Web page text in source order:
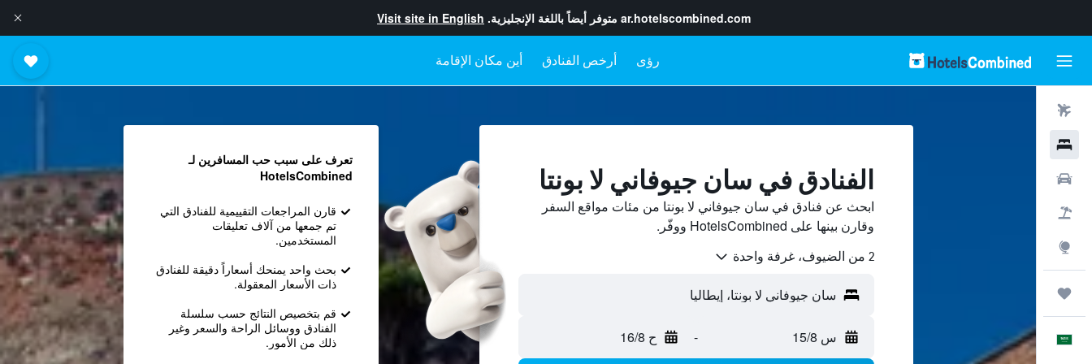
ar.hotelscombined.com متوفر أيضاً باللغة الإنجليزية. Visit site in English
رؤى أرخص الفنادق أين مكان الإقامة
العَرَبِيَّة
الفنادق في سان جيوفاني لا بونتا
ابحث عن فنادق في سان جيوفاني لا بونتا من مئات مواقع السفر
وقارن بينها على HotelsCombined ووفّر.
2 من الضيوف، غرفة واحدة
س 15/8 - ح 16/8
تعرف على سبب حب المسافرين لـ
HotelsCombined
قارن المراجعات التقييمية للفنادق التي
تم جمعها من آلاف تعليقات
المستخدمين.
بحث واحد يمنحك أسعاراً دقيقة للفنادق
ذات الأسعار المعقولة.
قم بتخصيص النتائج حسب سلسلة
الفنادق ووسائل الراحة والسعر وغير
ذلك من الأمور.